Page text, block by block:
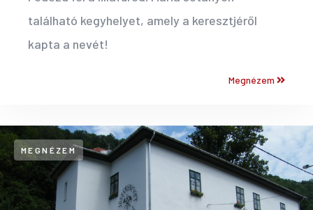
található kegyhelyet, amely a keresztjéről
kapta a nevét!
Megnézem
MEGNÉZEM